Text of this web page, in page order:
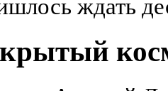
ждать